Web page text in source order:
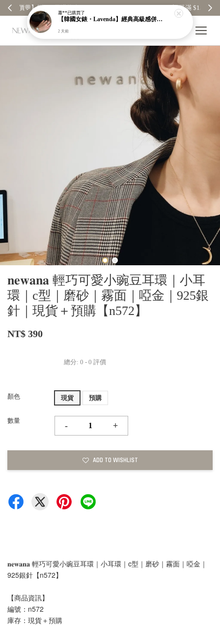
𝐧𝐞𝐰𝐚𝐧𝐚 輕巧可愛小豌豆耳環｜小耳
環｜c型｜磨砂｜霧面｜啞金｜925銀
針｜現貨＋預購【n572】
NT$ 390
總分: 0 - 0 評價
顏色 現貨 預購
數量
- +
ADD TO WISHLIST
𝐧𝐞𝐰𝐚𝐧𝐚 輕巧可愛小豌豆耳環｜小耳環｜c型｜磨砂｜霧面｜啞金｜
925銀針【n572】
【商品資訊】
編號：n572
庫存：現貨＋預購
蕭**已購買了
【韓國女錶・Lavenda】經典高級感併接色羅馬錶｜磨砂細閃錶面｜一看就很貴【nk61】
2 天前